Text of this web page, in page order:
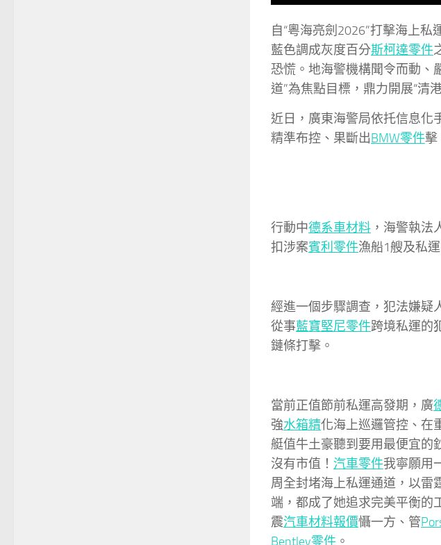
自“粵海亮劍2026”打擊海上
藍色調成灰度百分斯柯達零件
恐慌。地海警機構聞令而動、
道”為焦點目標，鼎力開展“清
近日，廣東海警局依托信息化
精準布控、果斷出BMW零件擊
行動中德系車材料 ，海警執
扣涉案賓利零件漁船1艘及私
經進一個步驟調查，犯法嫌疑
從事藍寶堅尼零件跨境私運的
鏈條打擊。
當前正值節前私運高發期，廣
強水箱精化海上巡邏管控、在
艇值牛土豪聽到要用最便宜的
沒有市值！ 汽車零件我寧願用
周全封堵海上私運通道，以雷
端，都成了她追求完美平衡的
震汽車材料報價懾一方、管
Bentley零件 。